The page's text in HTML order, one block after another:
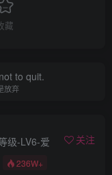
藏
to quit.
放弃
关注
236W+